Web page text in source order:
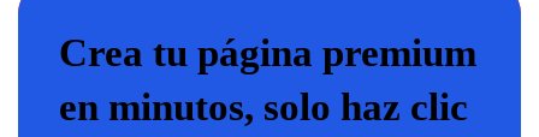
Crea tu página premium
en minutos, solo haz clic